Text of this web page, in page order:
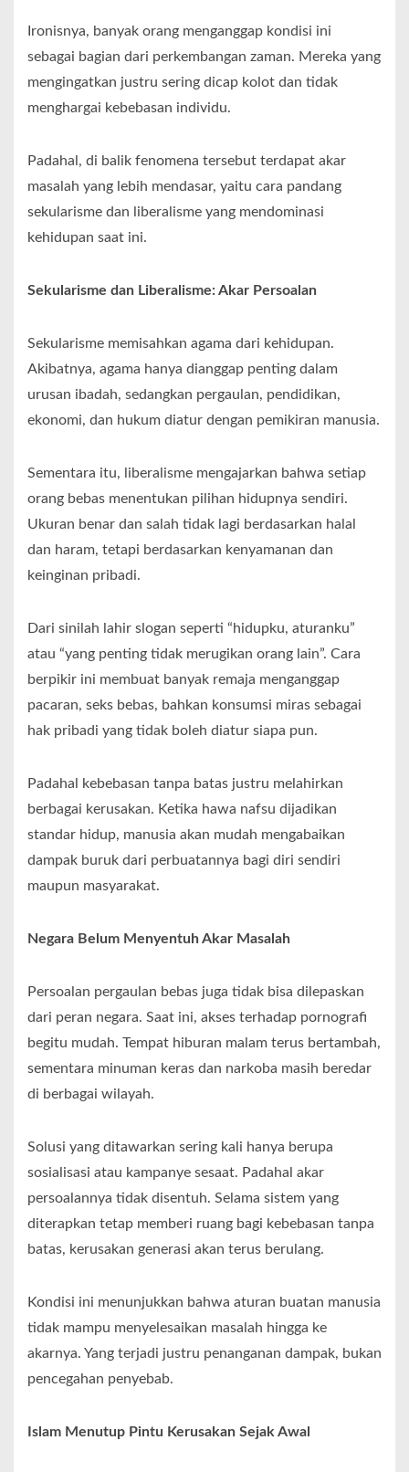
Ironisnya, banyak orang menganggap kondisi ini
sebagai bagian dari perkembangan zaman. Mereka yang
mengingatkan justru sering dicap kolot dan tidak
menghargai kebebasan individu.
Padahal, di balik fenomena tersebut terdapat akar
masalah yang lebih mendasar, yaitu cara pandang
sekularisme dan liberalisme yang mendominasi
kehidupan saat ini.
Sekularisme dan Liberalisme: Akar Persoalan
Sekularisme memisahkan agama dari kehidupan.
Akibatnya, agama hanya dianggap penting dalam
urusan ibadah, sedangkan pergaulan, pendidikan,
ekonomi, dan hukum diatur dengan pemikiran manusia.
Sementara itu, liberalisme mengajarkan bahwa setiap
orang bebas menentukan pilihan hidupnya sendiri.
Ukuran benar dan salah tidak lagi berdasarkan halal
dan haram, tetapi berdasarkan kenyamanan dan
keinginan pribadi.
Dari sinilah lahir slogan seperti “hidupku, aturanku”
atau “yang penting tidak merugikan orang lain”. Cara
berpikir ini membuat banyak remaja menganggap
pacaran, seks bebas, bahkan konsumsi miras sebagai
hak pribadi yang tidak boleh diatur siapa pun.
Padahal kebebasan tanpa batas justru melahirkan
berbagai kerusakan. Ketika hawa nafsu dijadikan
standar hidup, manusia akan mudah mengabaikan
dampak buruk dari perbuatannya bagi diri sendiri
maupun masyarakat.
Negara Belum Menyentuh Akar Masalah
Persoalan pergaulan bebas juga tidak bisa dilepaskan
dari peran negara. Saat ini, akses terhadap pornografi
begitu mudah. Tempat hiburan malam terus bertambah,
sementara minuman keras dan narkoba masih beredar
di berbagai wilayah.
Solusi yang ditawarkan sering kali hanya berupa
sosialisasi atau kampanye sesaat. Padahal akar
persoalannya tidak disentuh. Selama sistem yang
diterapkan tetap memberi ruang bagi kebebasan tanpa
batas, kerusakan generasi akan terus berulang.
Kondisi ini menunjukkan bahwa aturan buatan manusia
tidak mampu menyelesaikan masalah hingga ke
akarnya. Yang terjadi justru penanganan dampak, bukan
pencegahan penyebab.
Islam Menutup Pintu Kerusakan Sejak Awal